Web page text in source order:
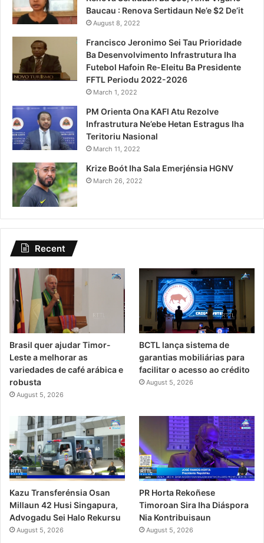
Baucau : Renova Sertidaun Ne’e $2 De’it
August 8, 2022
Francisco Jeronimo Sei Tau Prioridade
Ba Desenvolvimento Infrastrutura Iha
Futebol Hafoin Re-Eleitu Ba Presidente
FFTL Periodu 2022-2026
March 1, 2022
PM Orienta Ona KAFI Atu Rezolve
Infrastrutura Ne’ebe Hetan Estragus Iha
Teritoriu Nasional
March 11, 2022
Krize Boót Iha Sala Emerjénsia HGNV
March 26, 2022
Recent
Brasil quer ajudar Timor-
Leste a melhorar as
variedades de café arábica e
robusta
August 5, 2026
BCTL lança sistema de
garantias mobiliárias para
facilitar o acesso ao crédito
August 5, 2026
Kazu Transferénsia Osan
Millaun 42 Husi Singapura,
Advogadu Sei Halo Rekursu
August 5, 2026
PR Horta Rekoñese
Timoroan Sira Iha Diáspora
Nia Kontribuisaun
August 5, 2026